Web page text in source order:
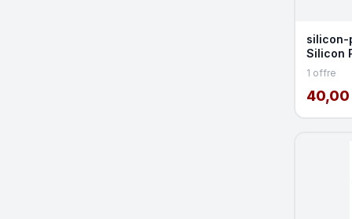
silicon-
Silicon
1 offre
40,00